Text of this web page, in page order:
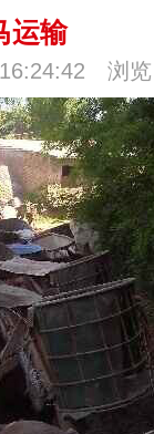
运输
浏览